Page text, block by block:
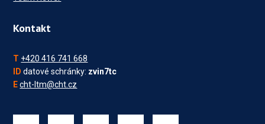
Kontakt
T +420 416 741 668
ID datové schránky: zvin7tc
E cht-ltm@cht.cz